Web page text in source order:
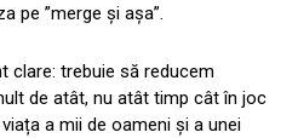
pe ”merge și așa”.
clare: trebuie să reducem
de atât, nu atât timp cât în joc
a mii de oameni și a unei